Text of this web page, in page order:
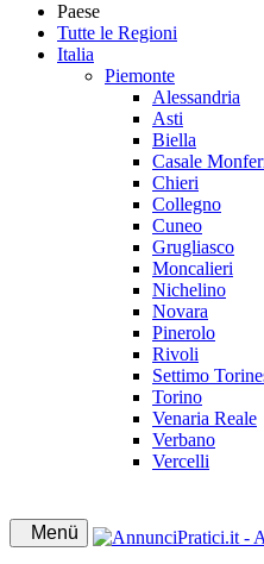
Paese
Tutte le Regioni
Italia
Piemonte
Alessandria
Asti
Biella
Casale
Chieri
Collegno
Cuneo
Grugliasco
Moncalieri
Nichelino
Novara
Pinerolo
Rivoli
Settimo
Torino
Venaria Reale
Verbano
Vercelli
Menü